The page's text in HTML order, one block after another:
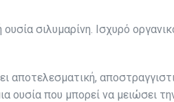
σιλυμαρίνη. Ισχυρό
αποτελεσματική,
ουσία που μπορεί να μειώσει